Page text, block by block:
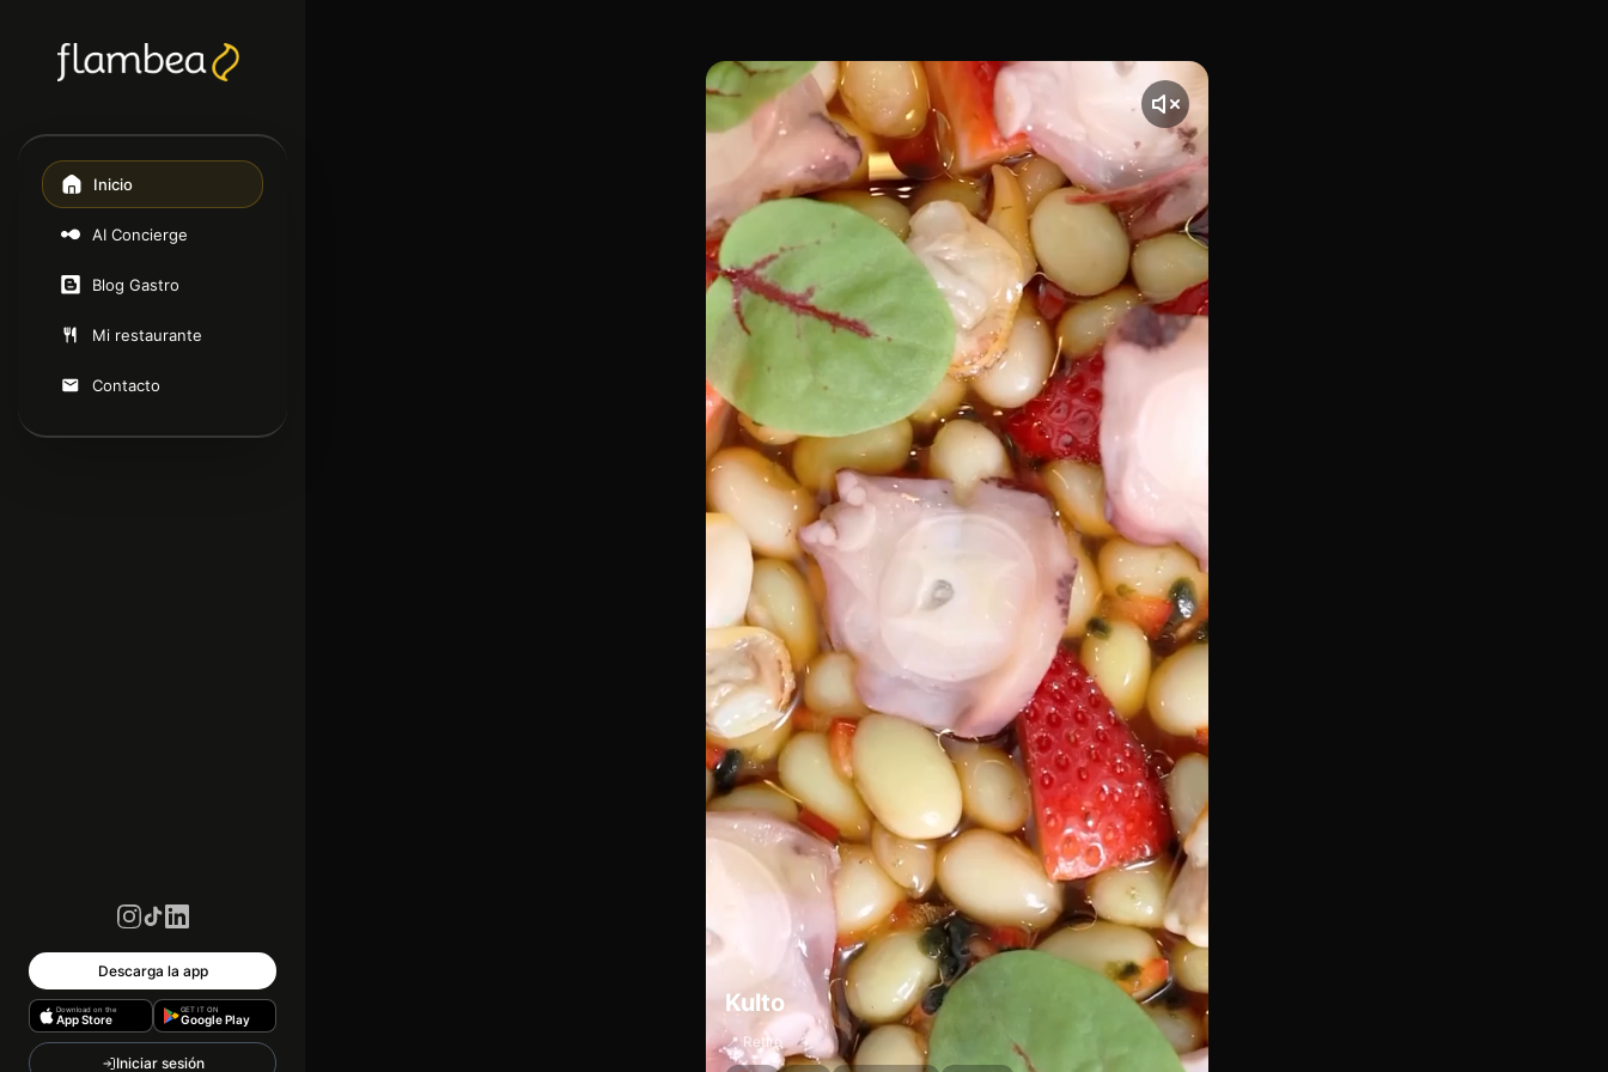
Inicio
AI Concierge
Blog Gastro
Mi restaurante
Contacto
Descarga la app
Download on the
App Store
GET IT ON
Google Play
Iniciar sesión
Kulto
📍 Retiro
Ubicado en la Calle de Ibiza 4, en la "milla de oro" gastronómica del barrio de Retiro, Kulto es el
[00:00 - Escena 1: Introducción y Ambiente] El vídeo comienza con una toma de Kulto, ubicado